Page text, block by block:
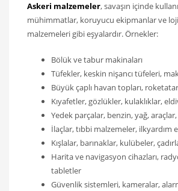
Askeri malzemeler, savaşın içinde
mühimmatlar, koruyucu ekipmanlar ve
malzemeleri gibi eşyalardır. Örnekler:
Bölük ve tabur makinaları
Tüfekler, keskin nişancı tüfeleri,
Büyük çaplı havan topları,
Kıyafetler, gözlükler, kulaklıklar,
Yedek parçalar, benzin, yağ,
İlaçlar, tıbbi malzemeler, ilkyardım
Kışlalar, barınaklar, kulübeler,
Harita ve navigasyon cihazları,
tabletler
Güvenlik sistemleri, kameralar,